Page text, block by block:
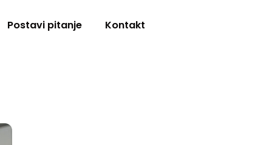
Postavi pitanje Kontakt